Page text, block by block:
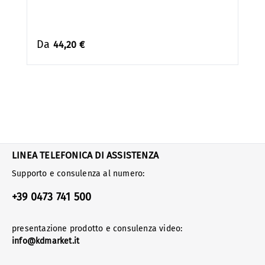
Da 44,20 €
LINEA TELEFONICA DI ASSISTENZA
Supporto e consulenza al numero:
+39 0473 741 500
presentazione prodotto e consulenza video:
info@kdmarket.it